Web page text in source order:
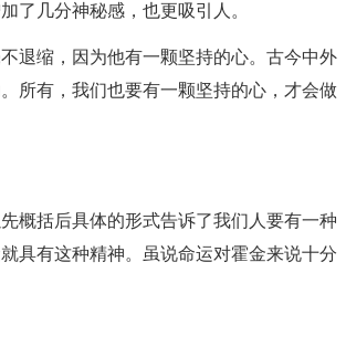
几分神秘感，也更吸引人。
退缩，因为他有一颗坚持的心。古今中外
所有，我们也要有一颗坚持的心，才会做
概括后具体的形式告诉了我们人要有一种
具有这种精神。虽说命运对霍金来说十分